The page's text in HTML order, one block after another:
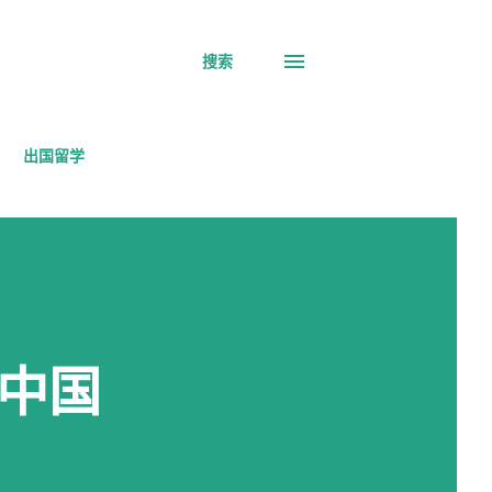
搜索
出国留学
国